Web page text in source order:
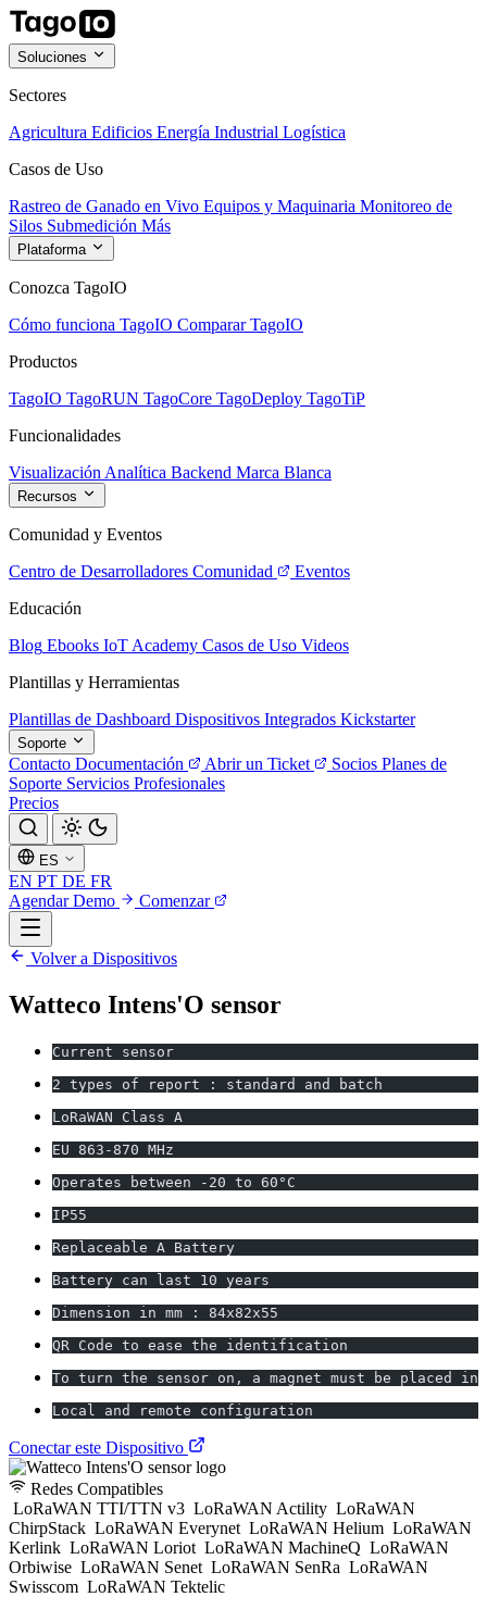
Soluciones
Sectores
Agricultura Edificios Energía Industrial Logística
Casos de Uso
Rastreo de Ganado en Vivo Equipos y Maquinaria Monitoreo de
Silos Submedición Más
Plataforma
Conozca TagoIO
Cómo funciona TagoIO Comparar TagoIO
Productos
TagoIO TagoRUN TagoCore TagoDeploy TagoTiP
Funcionalidades
Visualización Analítica Backend Marca Blanca
Recursos
Comunidad y Eventos
Centro de Desarrolladores Comunidad
Eventos
Educación
Blog Ebooks IoT Academy Casos de Uso Videos
Plantillas y Herramientas
Plantillas de Dashboard Dispositivos Integrados Kickstarter
Soporte
Contacto Documentación Abrir un Ticket Socios Planes de
Soporte Servicios Profesionales
Precios
ES
EN PT DE FR
Agendar Demo
Comenzar
Volver a Dispositivos
Watteco Intens'O sensor
Current sensor
2 types of report : standard and batch
LoRaWAN Class A
EU 863-870 MHz
Operates between -20 to 60°C
IP55
Replaceable A Battery
Battery can last 10 years
Dimension in mm : 84x82x55
QR Code to ease the identification
To turn the sensor on, a magnet must be placed
Local and remote configuration
Conectar este Dispositivo
Redes Compatibles
LoRaWAN TTI/TTN v3 LoRaWAN Actility LoRaWAN
ChirpStack LoRaWAN Everynet LoRaWAN Helium LoRaWAN
Kerlink LoRaWAN Loriot LoRaWAN MachineQ LoRaWAN
Orbiwise LoRaWAN Senet LoRaWAN SenRa LoRaWAN
Swisscom LoRaWAN Tektelic